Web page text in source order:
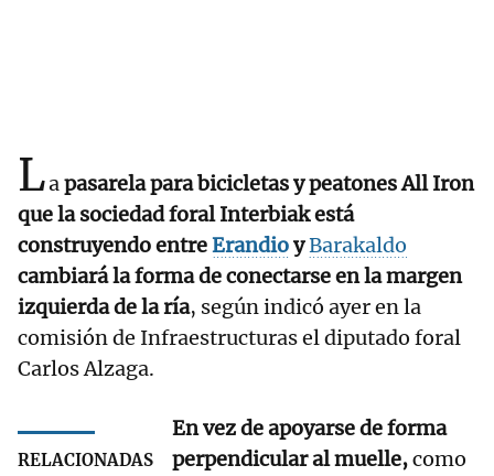
Lapasarela para bicicletas y peatones All Iron
que la sociedad foral Interbiak está
construyendo entreErandioyBarakaldo
cambiará la forma de conectarse en la margen
izquierda de la ría, según indicó ayer en la
comisión de Infraestructuras el diputado foral
Carlos Alzaga.
RELACIONADAS
En vez de apoyarse de forma
perpendicular al muelle,como